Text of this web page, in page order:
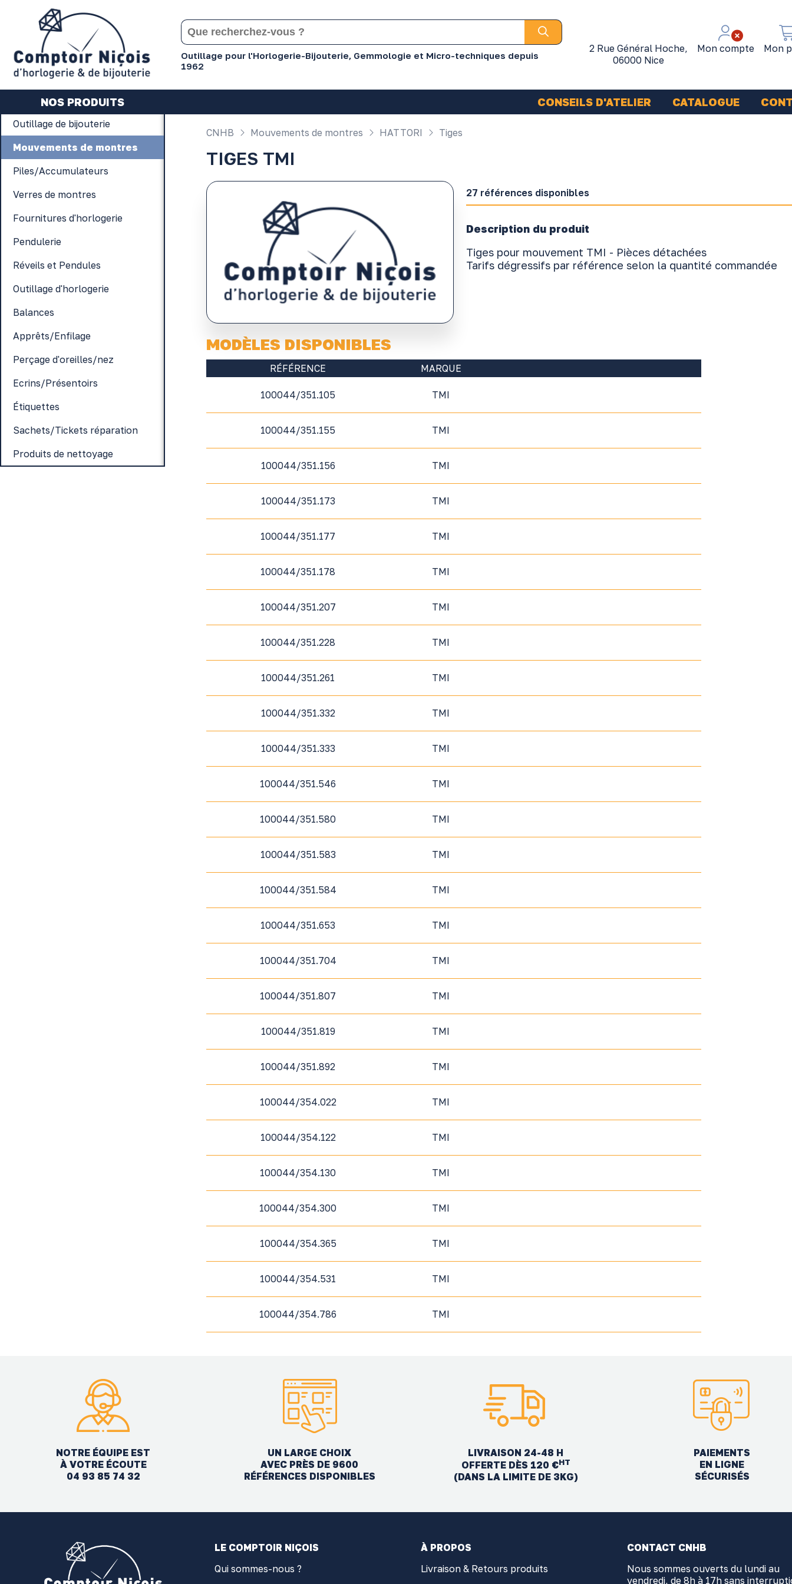
Outillage pour l'Horlogerie-Bijouterie, Gemmologie et Micro-techniques depuis
1962
2 Rue Général Hoche,
06000 Nice
Mon compte Mon
NOS PRODUITS CONSEILS D'ATELIER CATALOGUE
Outillage de bijouterie
Mouvements de montres
Piles/Accumulateurs
Verres de montres
Fournitures d'horlogerie
Pendulerie
Réveils et Pendules
Outillage d'horlogerie
Balances
Apprêts/Enfilage
Perçage d'oreilles/nez
Ecrins/Présentoirs
Étiquettes
Sachets/Tickets réparation
Produits de nettoyage
CNHB Mouvements de montres HATTORI Tiges
TIGES TMI
27 références disponibles
Description du produit
Tiges pour mouvement TMI - Pièces détachées
Tarifs dégressifs par référence selon la quantité commandée
MODÈLES DISPONIBLES
RÉFÉRENCE MARQUE
100044/351.105 TMI
100044/351.155 TMI
100044/351.156 TMI
100044/351.173 TMI
100044/351.177 TMI
100044/351.178 TMI
100044/351.207 TMI
100044/351.228 TMI
100044/351.261 TMI
100044/351.332 TMI
100044/351.333 TMI
100044/351.546 TMI
100044/351.580 TMI
100044/351.583 TMI
100044/351.584 TMI
100044/351.653 TMI
100044/351.704 TMI
100044/351.807 TMI
100044/351.819 TMI
100044/351.892 TMI
100044/354.022 TMI
100044/354.122 TMI
100044/354.130 TMI
100044/354.300 TMI
100044/354.365 TMI
100044/354.531 TMI
100044/354.786 TMI
NOTRE ÉQUIPE EST
À VOTRE ÉCOUTE
04 93 85 74 32
UN LARGE CHOIX
AVEC PRÈS DE 9600
RÉFÉRENCES DISPONIBLES
LIVRAISON 24-48 H
OFFERTE DÈS 120 €HT
(DANS LA LIMITE DE 3KG)
PAIEMENTS
EN LIGNE
SÉCURISÉS
LE COMPTOIR NIÇOIS
Qui sommes-nous ?
À PROPOS
Livraison & Retours produits
CONTACT CNHB
Nous sommes ouverts du lundi au
vendredi, de 8h à 17h sans
Gérer les préférences en matière de cookies